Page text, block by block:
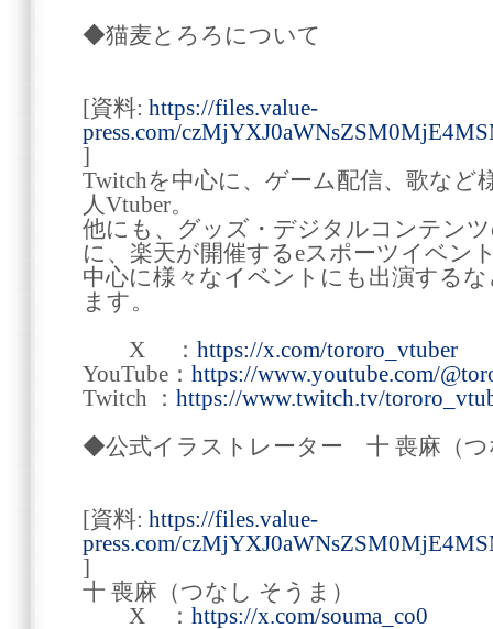
◆猫麦とろろについて
[資料: https://files.value-
press.com/
]
Twitchを中心に、ゲーム配信、歌など
人Vtuber。
他にも、グッズ・デジタルコンテン
に、楽天が開催するeスポーツイベント
中心に様々なイベントにも出演する
ます。
X ： https://x.com/tororo_vtuber
YouTube： https://www.youtube.com/
Twitch ： https://www.twitch.tv/
◆公式イラストレーター 十 喪麻（つ
[資料: https://files.value-
press.com/
]
十 喪麻（つなし そうま）
X ： https://x.com/souma_co0